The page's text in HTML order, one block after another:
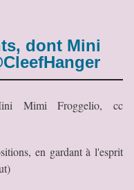
dont Mini
Mimi Froggelio, cc
en gardant à l'esprit